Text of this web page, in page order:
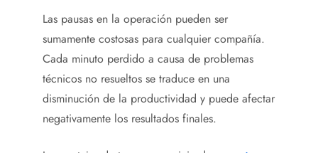
Las pausas en la operación pueden ser
sumamente costosas para cualquier compañía.
Cada minuto perdido a causa de problemas
técnicos no resueltos se traduce en una
disminución de la productividad y puede afectar
negativamente los resultados finales.